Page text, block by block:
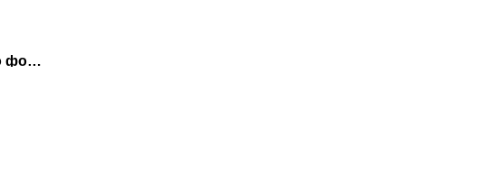
Как сделать удачные селфи в купальнике: 10 советов израильского фотографа